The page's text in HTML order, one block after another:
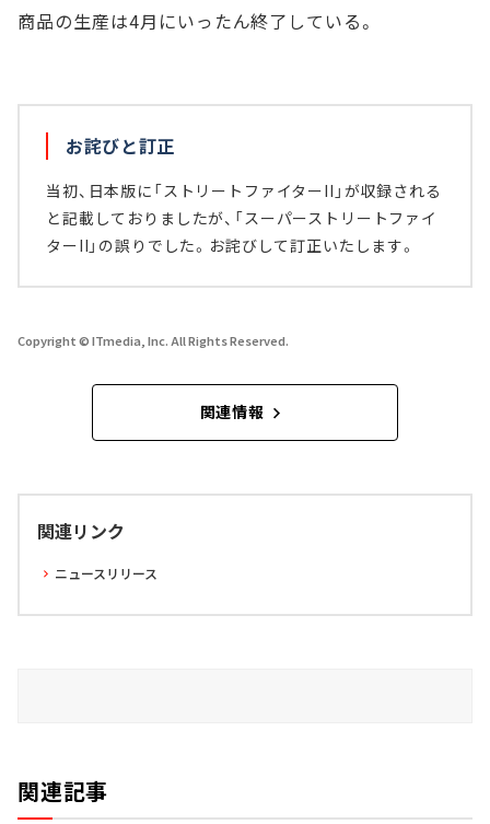
商品の生産は4月にいったん終了している。
お詫びと訂正
当初、日本版に「ストリートファイターII」が収録される
と記載しておりましたが、「スーパーストリートファイ
ターII」の誤りでした。お詫びして訂正いたします。
Copyright © ITmedia, Inc. All Rights Reserved.
関連情報
関連リンク
ニュースリリース
関連記事